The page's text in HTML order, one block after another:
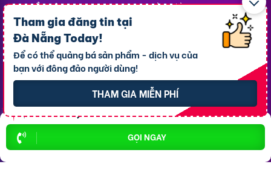
GỌI NGAY
Tham gia đăng tin tại
Đà Nẵng Today!
Để có thể quảng bá sản phẩm - dịch vụ của
bạn với đông đảo người dùng!
THAM GIA MIỄN PHÍ
P. Cẩm Lệ
P. Hòa Cường
P. Ngũ Hành Sơn
P. Liên Chiểu
Top 10 Khu Vực Bất động sản
Bất động sản P. An Hải
Bất động sản P. Hải Châu